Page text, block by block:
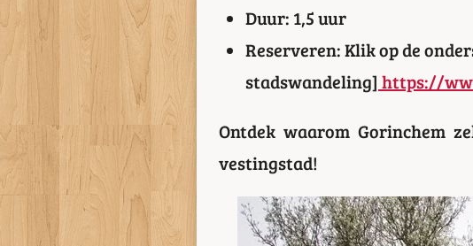
Duur: 1,5 uur
Reserveren: Klik op de
stadswandeling] https://
Ontdek waarom Gorinchem
vestingstad!